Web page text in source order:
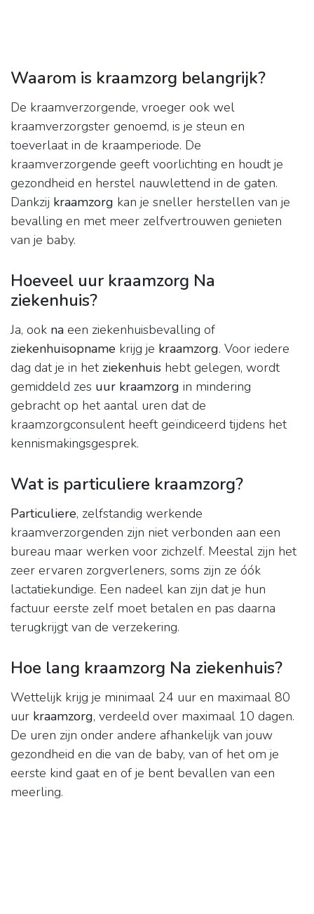
Waarom is kraamzorg belangrijk?
De kraamverzorgende, vroeger ook wel
kraamverzorgster genoemd, is je steun en
toeverlaat in de kraamperiode. De
kraamverzorgende geeft voorlichting en houdt je
gezondheid en herstel nauwlettend in de gaten.
Dankzij kraamzorg kan je sneller herstellen van je
bevalling en met meer zelfvertrouwen genieten
van je baby.
Hoeveel uur kraamzorg Na
ziekenhuis?
Ja, ook na een ziekenhuisbevalling of
ziekenhuisopname krijg je kraamzorg. Voor iedere
dag dat je in het ziekenhuis hebt gelegen, wordt
gemiddeld zes uur kraamzorg in mindering
gebracht op het aantal uren dat de
kraamzorgconsulent heeft geïndiceerd tijdens het
kennismakingsgesprek.
Wat is particuliere kraamzorg?
Particuliere, zelfstandig werkende
kraamverzorgenden zijn niet verbonden aan een
bureau maar werken voor zichzelf. Meestal zijn het
zeer ervaren zorgverleners, soms zijn ze óók
lactatiekundige. Een nadeel kan zijn dat je hun
factuur eerste zelf moet betalen en pas daarna
terugkrijgt van de verzekering.
Hoe lang kraamzorg Na ziekenhuis?
Wettelijk krijg je minimaal 24 uur en maximaal 80
uur kraamzorg, verdeeld over maximaal 10 dagen.
De uren zijn onder andere afhankelijk van jouw
gezondheid en die van de baby, van of het om je
eerste kind gaat en of je bent bevallen van een
meerling.